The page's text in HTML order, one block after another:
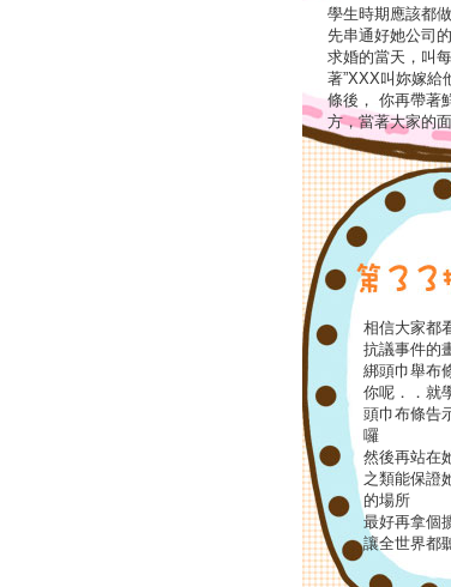
學生時期應該都
先串通好她公司
求婚的當天，叫
著”XXX叫妳嫁給
條後， 你再帶著
方，當著大家的
相信大家都
抗議事件的
綁頭巾舉布
你呢．．就
頭巾布條告
囉
然後再站在
之類能保證
的場所
最好再拿個
讓全世界都